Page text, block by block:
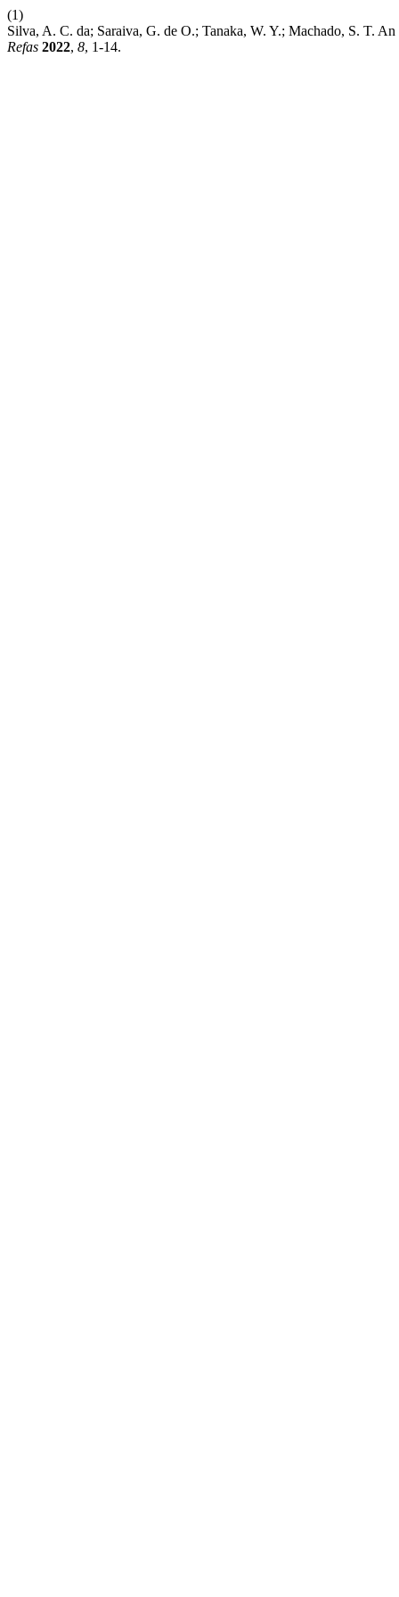
(1)
Silva, A. C. da; Saraiva, G. de O.; Tanaka, W. Y.; Machado, S. T.
Refas 2022, 8, 1-14.